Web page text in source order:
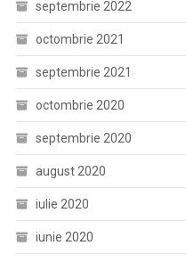
septembrie 2022
octombrie 2021
septembrie 2021
octombrie 2020
septembrie 2020
august 2020
iulie 2020
iunie 2020